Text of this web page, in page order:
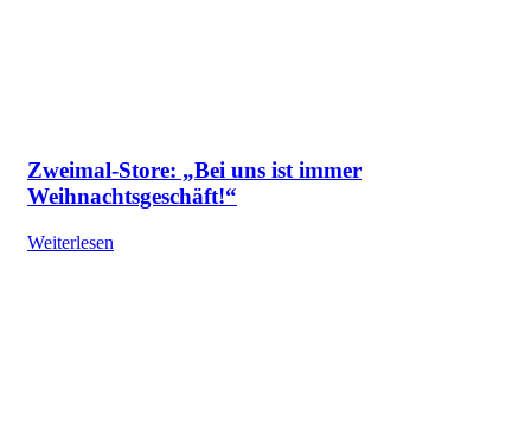
Zweimal-Store: „Bei uns ist immer
Weihnachtsgeschäft!“
Weiterlesen